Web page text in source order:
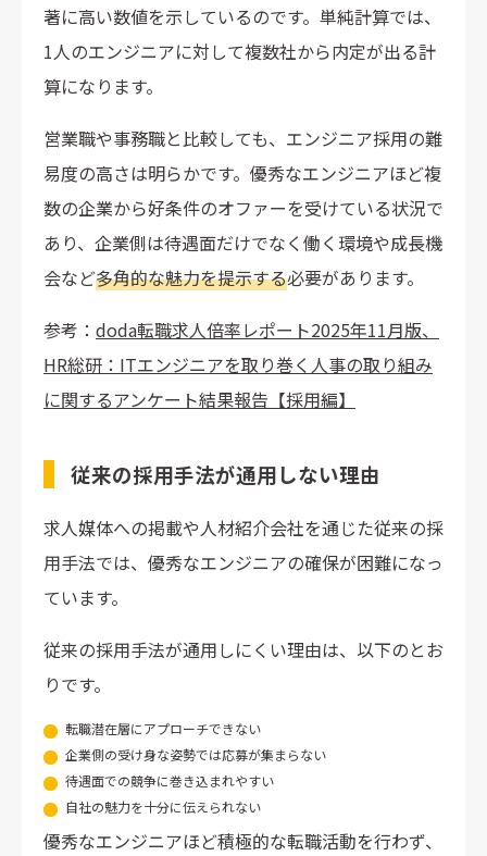
著に高い数値を示しているのです。単純計算では、
1人のエンジニアに対して複数社から内定が出る計
算になります。
営業職や事務職と比較しても、エンジニア採用の難
易度の高さは明らかです。優秀なエンジニアほど複
数の企業から好条件のオファーを受けている状況で
あり、企業側は待遇面だけでなく働く環境や成長機
会など多角的な魅力を提示する必要があります。
参考： doda転職求人倍率レポート2025年11月版、
HR総研：ITエンジニアを取り巻く人事の取り組み
に関するアンケート結果報告【採用編】
従来の採用手法が通用しない理由
求人媒体への掲載や人材紹介会社を通じた従来の採
用手法では、優秀なエンジニアの確保が困難になっ
ています。
従来の採用手法が通用しにくい理由は、以下のとお
りです。
転職潜在層にアプローチできない
企業側の受け身な姿勢では応募が集まらない
待遇面での競争に巻き込まれやすい
自社の魅力を十分に伝えられない
優秀なエンジニアほど積極的な転職活動を行わず、